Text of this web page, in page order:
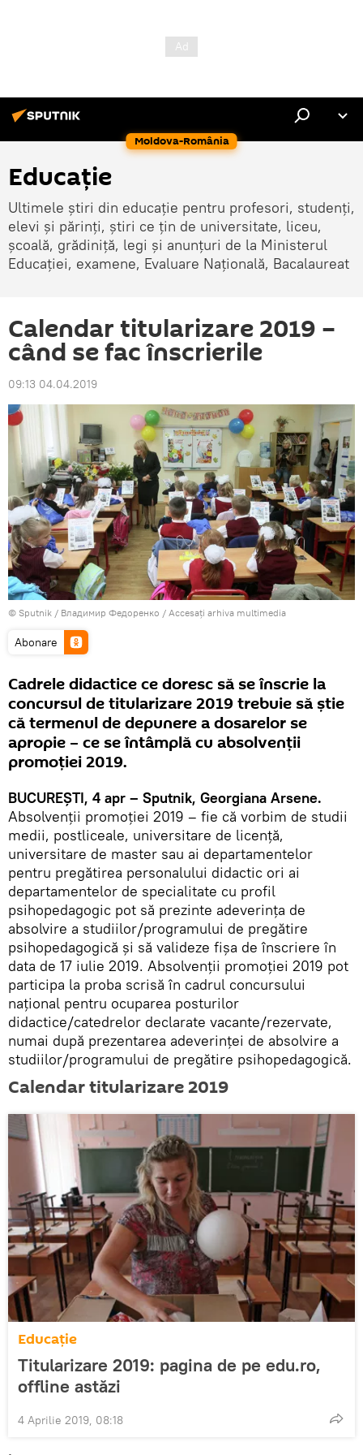
Moldova-România
Educație
Ultimele știri din educație pentru profesori, studenți,
elevi și părinți, știri ce țin de universitate, liceu,
școală, grădiniță, legi și anunțuri de la Ministerul
Educației, examene, Evaluare Națională, Bacalaureat
Calendar titularizare 2019 –
când se fac înscrierile
09:13 04.04.2019
© Sputnik / Владимир Федоренко / Accesați arhiva multimedia
Abonare
Cadrele didactice ce doresc să se înscrie la
concursul de titularizare 2019 trebuie să știe
că termenul de depunere a dosarelor se
apropie – ce se întâmplă cu absolvenții
promoției 2019.
BUCUREȘTI, 4 apr – Sputnik, Georgiana Arsene.
Absolvenții promoției 2019 – fie că vorbim de studii
medii, postliceale, universitare de licență,
universitare de master sau ai departamentelor
pentru pregătirea personalului didactic ori ai
departamentelor de specialitate cu profil
psihopedagogic pot să prezinte adeverinţa de
absolvire a studiilor/programului de pregătire
psihopedagogică şi să valideze fişa de înscriere în
data de 17 iulie 2019. Absolvenţii promoţiei 2019 pot
participa la proba scrisă în cadrul concursului
naţional pentru ocuparea posturilor
didactice/catedrelor declarate vacante/rezervate,
numai după prezentarea adeverinţei de absolvire a
studiilor/programului de pregătire psihopedagogică.
Calendar titularizare 2019
Educație
Titularizare 2019: pagina de pe edu.ro,
offline astăzi
4 Aprilie 2019, 08:18